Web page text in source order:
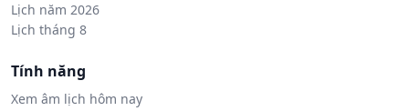
Lịch năm 2026
Lịch tháng 8
Tính năng
Xem âm lịch hôm nay